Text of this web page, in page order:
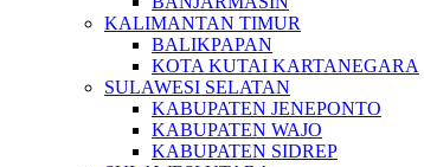
KALIMANTAN TIMUR
BALIKPAPAN
KOTA KUTAI KARTANEGARA
SULAWESI SELATAN
KABUPATEN JENEPONTO
KABUPATEN WAJO
KABUPATEN SIDREP